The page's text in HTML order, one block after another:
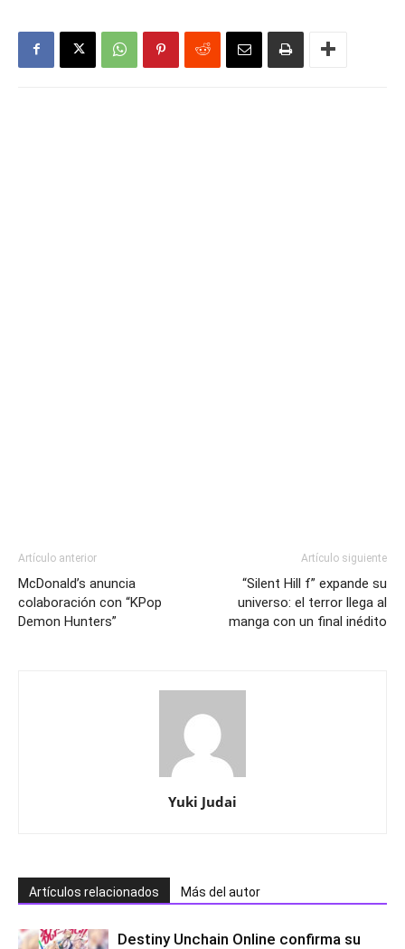
Artículo anterior
McDonald’s anuncia
colaboración con “KPop
Demon Hunters”
Artículo siguiente
“Silent Hill f” expande su
universo: el terror llega al
manga con un final inédito
Yuki Judai
Artículos relacionados Más del autor
Destiny Unchain Online confirma su